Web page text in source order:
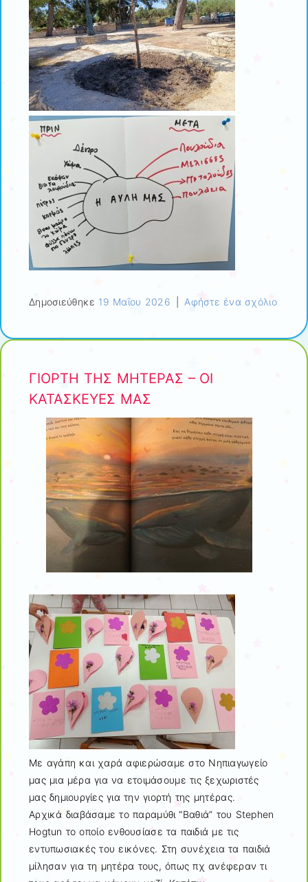
Δημοσιεύθηκε 19 Μαΐου 2026 Αφήστε ένα σχόλιο
ΓΙΟΡΤΗ ΤΗΣ ΜΗΤΕΡΑΣ – ΟΙ
ΚΑΤΑΣΚΕΥΕΣ ΜΑΣ
Με αγάπη και χαρά αφιερώσαμε στο Νηπιαγωγείο
μας μια μέρα για να ετοιμάσουμε τις ξεχωριστές
μας δημιουργίες για την γιορτή της μητέρας.
Αρχικά διαβάσαμε το παραμύθι “Βαθιά” του Stephen
Hogtun το οποίο ενθουσίασε τα παιδιά με τις
εντυπωσιακές του εικόνες. Στη συνέχεια τα παιδιά
μίλησαν για τη μητέρα τους, όπως πχ ανέφεραν τι